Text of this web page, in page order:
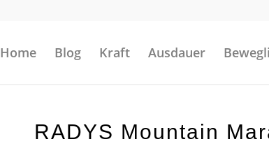
Home Blog Kraft Ausdauer
RADYS Mountain